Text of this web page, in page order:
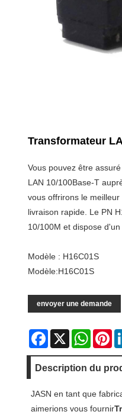
Transformateur
Vous pouvez être
LAN 10/100Base-T
vous offrirons le
livraison rapide. Le PN
10/100M et dispose d'un
Modèle : H16C01S
Modèle:H16C01S
envoyer une demande
Facebook
X
Description du
JASN en tant que
aimerions vous fournir